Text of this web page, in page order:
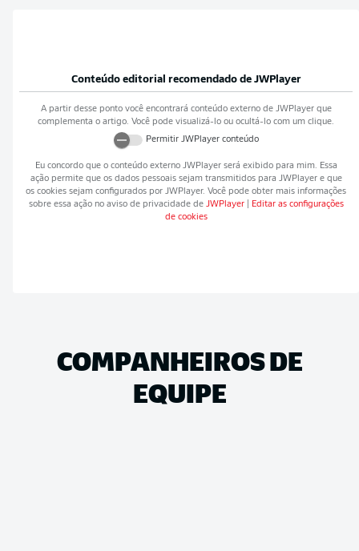
Conteúdo editorial recomendado de JWPlayer
A partir desse ponto você encontrará conteúdo externo de JWPlayerque
complementa o artigo. Você pode visualizá-lo ou ocultá-lo com um clique.
Permitir JWPlayerconteúdo
Eu concordo que o conteúdo externo JWPlayerserá exibido para mim. Essa
ação permite que os dados pessoais sejam transmitidos para JWPlayere que
os cookies sejam configurados por JWPlayer. Você pode obter mais informações
sobre essa ação no aviso de privacidade de JWPlayer
Editar as configurações
de cookies
COMPANHEIROS DE
EQUIPE